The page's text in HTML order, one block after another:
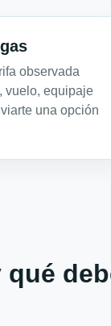
observada
vuelo, equipaje
una opción